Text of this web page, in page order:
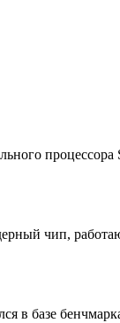
чип,
в базе